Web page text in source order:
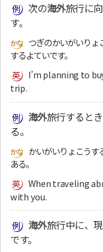
次の海外旅行に
す。
つぎのかいがいりょ
するよていです。
I’m planning to
trip.
海外旅行すると
る。
かいがいりょこうす
ある。
When traveling
with you.
海外旅行中に、
です。